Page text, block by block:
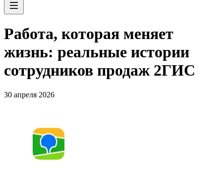
Работа, которая меняет
жизнь: реальные истории
сотрудников продаж 2ГИС
30 апреля 2026